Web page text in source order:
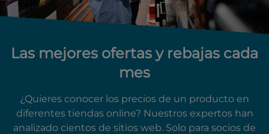
Las mejores ofertas y rebajas cada
mes
¿Quieres conocer los precios de un producto en
diferentes tiendas online? Nuestros expertos han
analizado cientos de sitios web. Solo para socios de